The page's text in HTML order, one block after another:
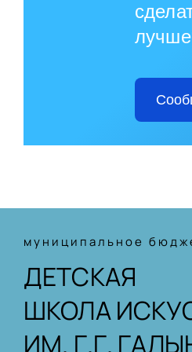
муниципальное
ДЕТСКАЯ
ШКОЛА
ИМ. Г.Г.